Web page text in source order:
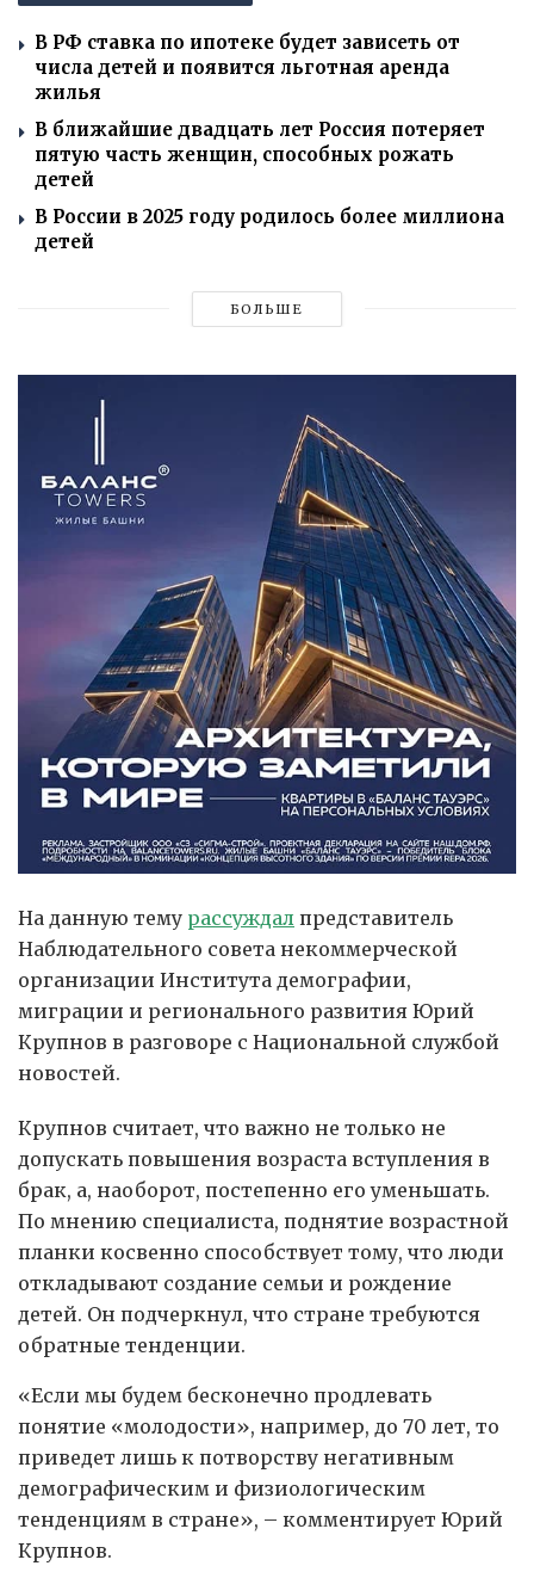
В РФ ставка по ипотеке будет зависеть от
числа детей и появится льготная аренда
жилья
В ближайшие двадцать лет Россия потеряет
пятую часть женщин, способных рожать
детей
В России в 2025 году родилось более миллиона
детей
БОЛЬШЕ
На данную тему рассуждал представитель
Наблюдательного совета некоммерческой
организации Института демографии,
миграции и регионального развития Юрий
Крупнов в разговоре с Национальной службой
новостей.
Крупнов считает, что важно не только не
допускать повышения возраста вступления в
брак, а, наоборот, постепенно его уменьшать.
По мнению специалиста, поднятие возрастной
планки косвенно способствует тому, что люди
откладывают создание семьи и рождение
детей. Он подчеркнул, что стране требуются
обратные тенденции.
«Если мы будем бесконечно продлевать
понятие «молодости», например, до 70 лет, то
приведет лишь к потворству негативным
демографическим и физиологическим
тенденциям в стране», – комментирует Юрий
Крупнов.